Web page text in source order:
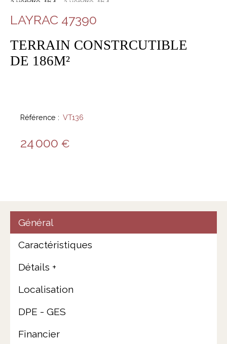
LAYRAC 47390
TERRAIN CONSTRCUTIBLE
DE 186M²
Référence : VT136
24 000 €
Général
Caractéristiques
Détails +
Localisation
DPE - GES
Financier